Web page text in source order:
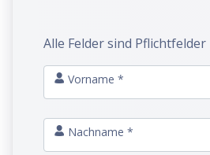
Alle Felder sind Pflichtfelder
Vorname *
Nachname *